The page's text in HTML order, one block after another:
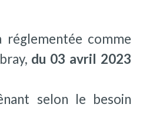
réglementée comme
du 03 avril 2023
selon le besoin